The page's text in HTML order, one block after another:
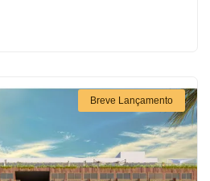
Breve Lançamento